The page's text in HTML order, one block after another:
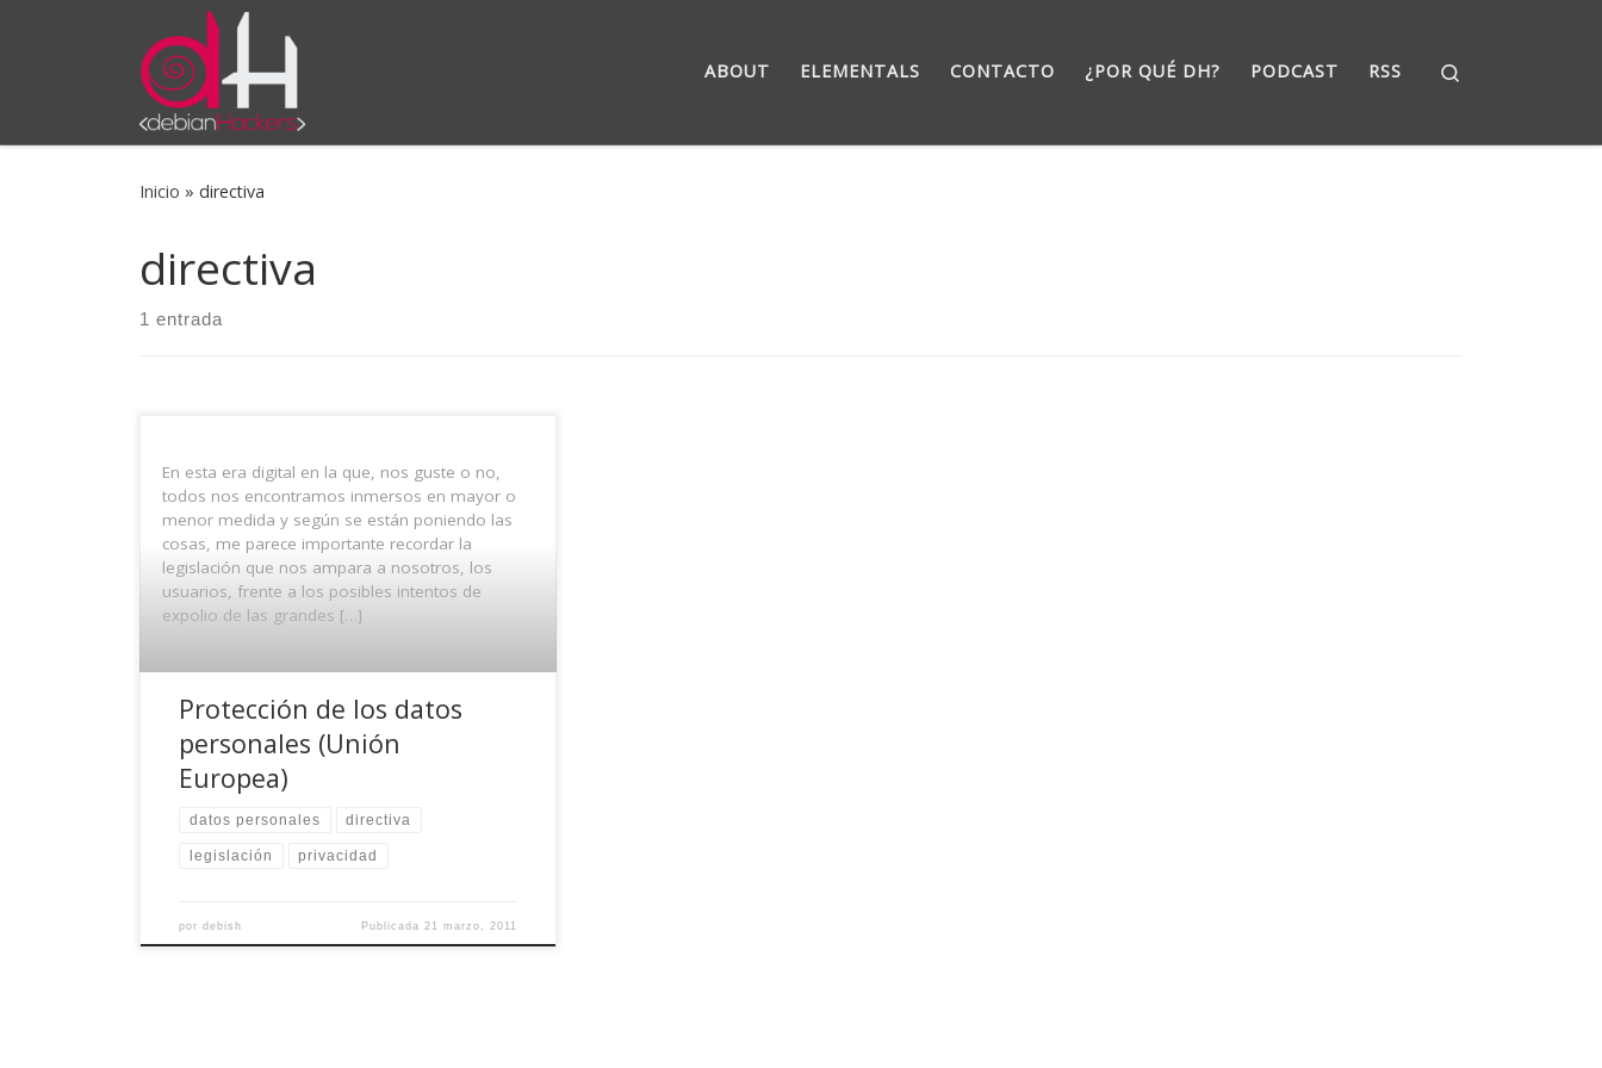
Saltar al contenido
ABOUT ELEMENTALS CONTACTO ¿POR QUÉ DH? PODCAST RSS
Inicio » directiva
directiva
1 entrada
En esta era digital en la que, nos guste o no,
todos nos encontramos inmersos en mayor o
menor medida y según se están poniendo las
cosas, me parece importante recordar la
legislación que nos ampara a nosotros, los
usuarios, frente a los posibles intentos de
expolio de las grandes […]
Protección de los datos
personales (Unión
Europea)
datos personales directiva
legislación privacidad
pordebish Publicada 21 marzo, 2011